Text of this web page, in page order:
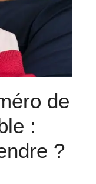
de
:
?